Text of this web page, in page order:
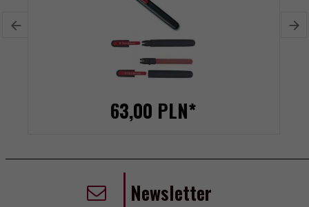
63,00 PLN*
Newsletter